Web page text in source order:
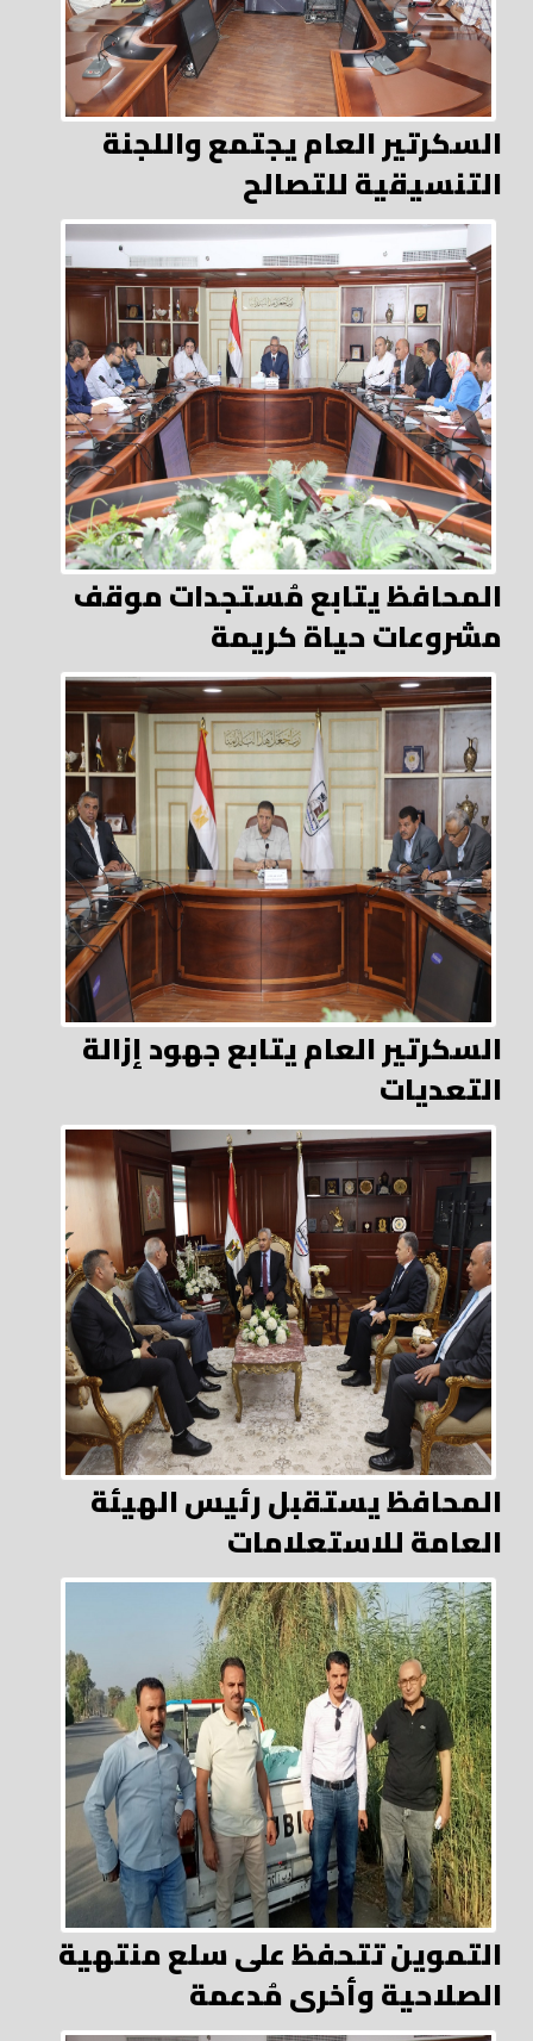
السكرتير العام يجتمع واللجنة
التنسيقية للتصالح
المحافظ يتابع مُستجدات موقف
مشروعات حياة كريمة
السكرتير العام يتابع جهود إزالة
التعديات
المحافظ يستقبل رئيس الهيئة
العامة للاستعلامات
التموين تتحفظ على سلع منتهية
الصلاحية وأخرى مُدعمة